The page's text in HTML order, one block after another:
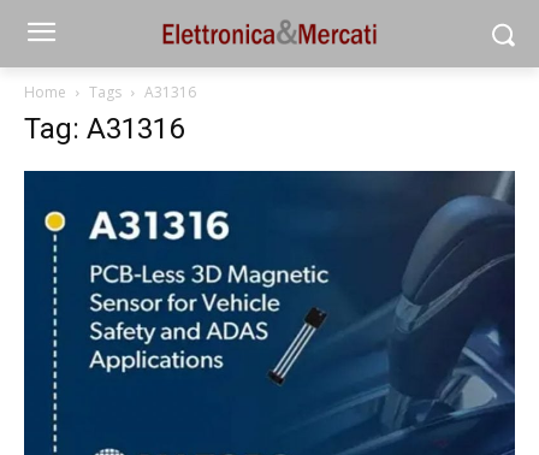
Home Tags A31316
Tag: A31316